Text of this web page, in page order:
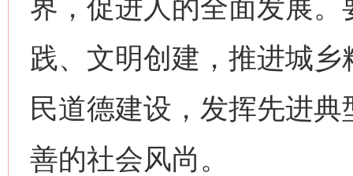
界，促进人的全面发展
践、文明创建，推进城
民道德建设，发挥先进
善的社会风尚。
网上购药对药下症？